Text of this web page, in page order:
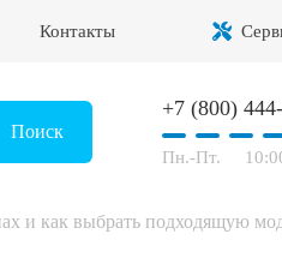
Контакты
Поиск
+7 (800)
Пн.-Пт.
и как выбрать подходящую